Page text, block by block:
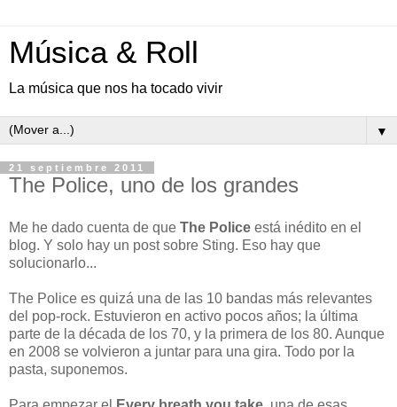
Música & Roll
La música que nos ha tocado vivir
▼
21 septiembre 2011
The Police, uno de los grandes
Me he dado cuenta de que The Police está inédito en el
blog. Y solo hay un post sobre Sting. Eso hay que
solucionarlo...
The Police es quizá una de las 10 bandas más relevantes
del pop-rock. Estuvieron en activo pocos años; la última
parte de la década de los 70, y la primera de los 80. Aunque
en 2008 se volvieron a juntar para una gira. Todo por la
pasta, suponemos.